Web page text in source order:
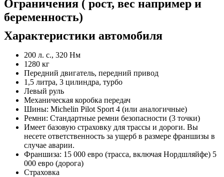
Ограничения ( рост, вес например и
беременность)
Характеристики автомобиля
200 л. с., 320 Нм
1280 кг
Передний двигатель, передний привод
1,5 литра, 3 цилиндра, турбо
Левый руль
Механическая коробка передач
Шины: Michelin Pilot Sport 4 (или аналогичные)
Ремни: Стандартные ремни безопасности (3 точки)
Имеет базовую страховку для трассы и дороги. Вы
несете ответственность за ущерб в размере франшизы в
случае аварии.
Франшиза: 15 000 евро (трасса, включая Нордшляйфе) 5
000 евро (дорога)
Страховка